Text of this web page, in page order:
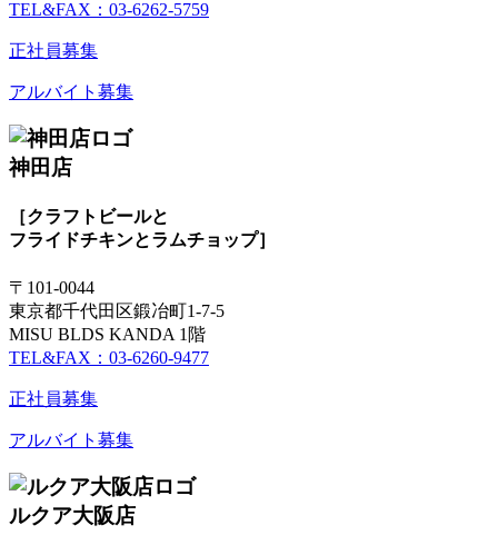
TEL&FAX：03-6262-5759
正社員募集
アルバイト募集
神田店
［クラフトビールと
フライドチキンとラムチョップ］
〒101-0044
東京都千代田区鍛冶町1-7-5
MISU BLDS KANDA 1階
TEL&FAX：03-6260-9477
正社員募集
アルバイト募集
ルクア大阪店